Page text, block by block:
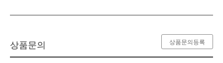
상품문의 상품문의등록